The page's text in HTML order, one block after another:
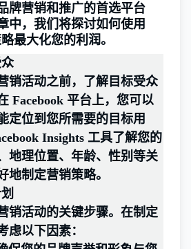
牌营销和推广的首选平台
中，我们将探讨如何使用
最大化您的利润。
销活动之前，了解目标受众
Facebook 平台上，您可以
定位到您所需要的目标用
Insights 工具了解您的
地理位置、年龄、性别等关
地制定营销策略。
销活动的关键步骤。在制定
虑以下因素：